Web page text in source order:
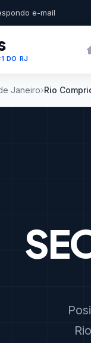
e-mail
DO RJ
Janeiro Rio